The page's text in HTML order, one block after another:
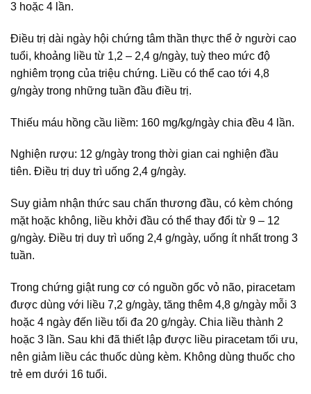
3 hoặc 4 lần.
Điều trị dài ngày hội chứng tâm thần thực thể ở người cao
tuổi, khoảng liều từ 1,2 – 2,4 g/ngày, tuỳ theo mức độ
nghiêm trọng của triệu chứng. Liều có thể cao tới 4,8
g/ngày trong những tuần đầu điều trị.
Thiếu máu hồng cầu liềm: 160 mg/kg/ngày chia đều 4 lần.
Nghiện rượu: 12 g/ngày trong thời gian cai nghiện đầu
tiên. Điều trị duy trì uống 2,4 g/ngày.
Suy giảm nhận thức sau chấn thương đầu, có kèm chóng
mặt hoặc không, liều khởi đầu có thể thay đổi từ 9 – 12
g/ngày. Điều trị duy trì uống 2,4 g/ngày, uống ít nhất trong 3
tuần.
Trong chứng giật rung cơ có nguồn gốc vỏ não, piracetam
được dùng với liều 7,2 g/ngày, tăng thêm 4,8 g/ngày mỗi 3
hoặc 4 ngày đến liều tối đa 20 g/ngày. Chia liều thành 2
hoặc 3 lần. Sau khi đã thiết lập được liều piracetam tối ưu,
nên giảm liều các thuốc dùng kèm. Không dùng thuốc cho
trẻ em dưới 16 tuổi.